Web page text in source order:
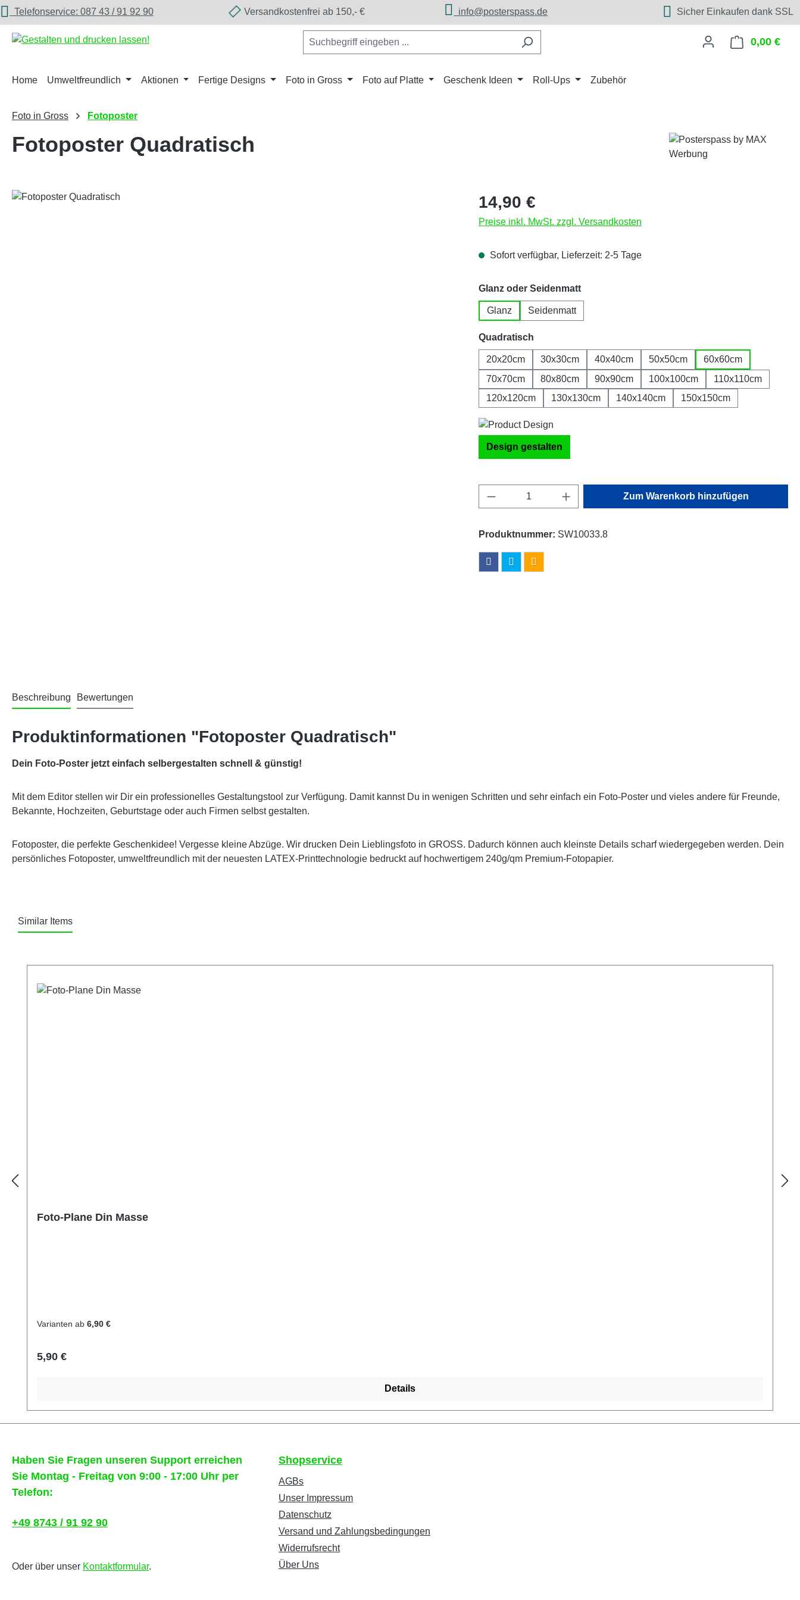
Hauptinhalt springen
Zur Suche springen
Zur Hauptnavigation springen
Telefonservice: 087 43 / 91 92 90 Versandkostenfrei ab 150,- € info@posterspass.de Sicher Einkaufen dank SSL
0,00 €
Home Umweltfreundlich Aktionen Fertige Designs Foto in Gross Foto auf Platte Geschenk Ideen Roll-Ups Zubehör
Foto in Gross Fotoposter
Fotoposter Quadratisch
Bildergalerie überspringen Regulärer Preis:
14,90 €
Preise inkl. MwSt. zzgl. Versandkosten
Sofort verfügbar, Lieferzeit: 2-5 Tage
Glanz oder Seidenmattauswählen
Glanz Seidenmatt
Quadratisch
20x20cm 30x30cm 40x40cm 50x50cm
60x60cm
70x70cm
80x80cm 90x90cm 100x100cm
110x110cm
120x120cm
130x130cm 140x140cm 150x150cm
Design gestalten
Produkt Anzahl: Gib den gewünschten Wert ein
Zum Warenkorb hinzufügen
Produktnummer: SW10033.8
Beschreibung Bewertungen
Produktinformationen "Fotoposter Quadratisch"
Dein Foto-Poster jetzt einfach selbergestalten schnell & günstig!
Mit dem Editor stellen wir Dir ein professionelles Gestaltungstool zur Verfügung. Damit kannst Du in wenigen Schritten und sehr einfach ein Foto-Poster und vieles andere für Freunde,
Bekannte, Hochzeiten, Geburtstage oder auch Firmen selbst gestalten.
Fotoposter, die perfekte Geschenkidee! Vergesse kleine Abzüge. Wir drucken Dein Lieblingsfoto in GROSS. Dadurch können auch kleinste Details scharf wiedergegeben werden. Dein
persönliches Fotoposter, umweltfreundlich mit der neuesten LATEX-Printtechnologie bedruckt auf hochwertigem 240g/qm Premium-Fotopapier.
Similar Items
Foto-Plane Din Masse
Varianten ab 6,90 €
Regulärer Preis:
5,90 €
Details
Haben Sie Fragen unseren Support erreichen
Sie Montag - Freitag von 9:00 - 17:00 Uhr per
Telefon:
+49 8743 / 91 92 90
Oder über unser Kontaktformular.
Shopservice
AGBs
Unser Impressum
Datenschutz
Versand und Zahlungsbedingungen
Widerrufsrecht
Über Uns